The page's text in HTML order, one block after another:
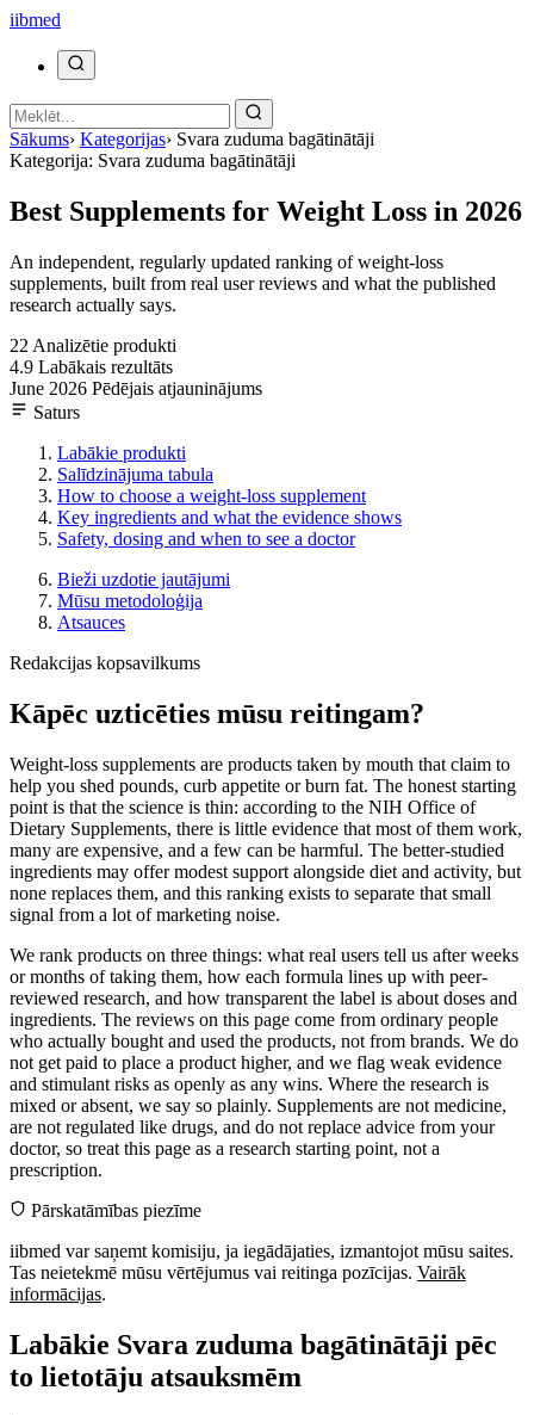
iibmed
Sākums› Kategorijas› Svara zuduma bagātinātāji
Kategorija: Svara zuduma bagātinātāji
Best Supplements for Weight Loss in 2026
An independent, regularly updated ranking of weight-loss
supplements, built from real user reviews and what the published
research actually says.
22 Analizētie produkti
4.9 Labākais rezultāts
June 2026 Pēdējais atjauninājums
Saturs
Labākie produkti
Salīdzinājuma tabula
How to choose a weight-loss supplement
Key ingredients and what the evidence shows
Safety, dosing and when to see a doctor
Bieži uzdotie jautājumi
Mūsu metodoloģija
Atsauces
Redakcijas kopsavilkums
Kāpēc uzticēties mūsu reitingam?
Weight-loss supplements are products taken by mouth that claim to
help you shed pounds, curb appetite or burn fat. The honest starting
point is that the science is thin: according to the NIH Office of
Dietary Supplements, there is little evidence that most of them work,
many are expensive, and a few can be harmful. The better-studied
ingredients may offer modest support alongside diet and activity, but
none replaces them, and this ranking exists to separate that small
signal from a lot of marketing noise.
We rank products on three things: what real users tell us after weeks
or months of taking them, how each formula lines up with peer-
reviewed research, and how transparent the label is about doses and
ingredients. The reviews on this page come from ordinary people
who actually bought and used the products, not from brands. We do
not get paid to place a product higher, and we flag weak evidence
and stimulant risks as openly as any wins. Where the research is
mixed or absent, we say so plainly. Supplements are not medicine,
are not regulated like drugs, and do not replace advice from your
doctor, so treat this page as a research starting point, not a
prescription.
Pārskatāmības piezīme
iibmed var saņemt komisiju, ja iegādājaties, izmantojot mūsu saites.
Tas neietekmē mūsu vērtējumus vai reitinga pozīcijas. Vairāk
informācijas.
Labākie Svara zuduma bagātinātāji pēc
to lietotāju atsauksmēm